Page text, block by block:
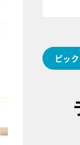
ピッ